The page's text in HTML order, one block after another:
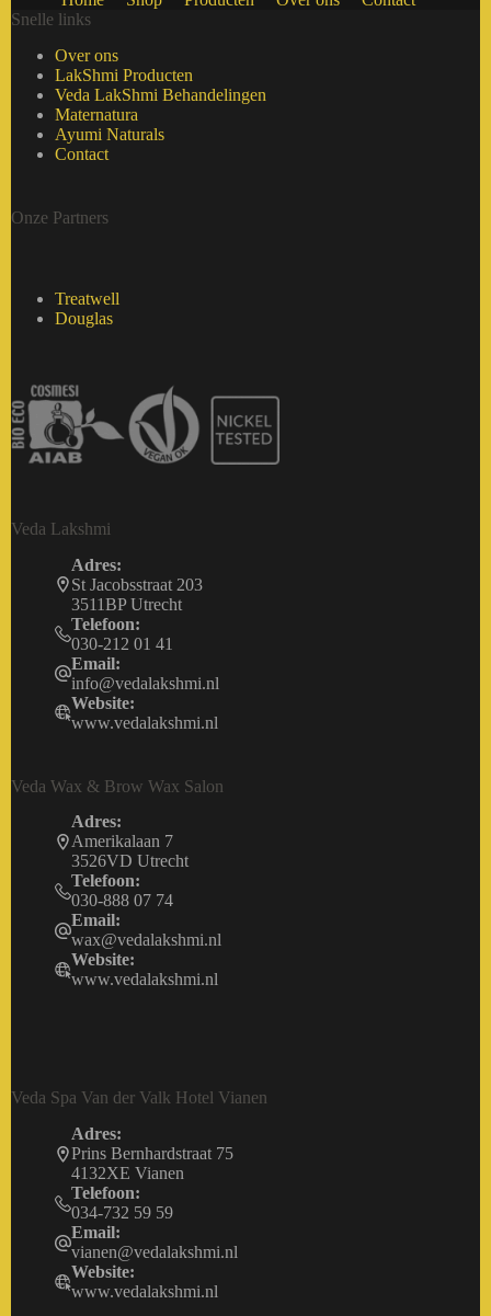
Snelle links
Over ons
LakShmi Producten
Veda LakShmi Behandelingen
Maternatura
Ayumi Naturals
Contact
Onze Partners
Treatwell
Douglas
Veda Lakshmi
Adres:
St Jacobsstraat 203
3511BP Utrecht
Telefoon:
030-212 01 41
Email:
info@vedalakshmi.nl
Website:
www.vedalakshmi.nl
Veda Wax & Brow Wax Salon
Adres:
Amerikalaan 7
3526VD Utrecht
Telefoon:
030-888 07 74
Email:
wax@vedalakshmi.nl
Website:
www.vedalakshmi.nl
Veda Spa Van der Valk Hotel Vianen
Adres:
Prins Bernhardstraat 75
4132XE Vianen
Telefoon:
034-732 59 59
Email:
vianen@vedalakshmi.nl
Website:
www.vedalakshmi.nl